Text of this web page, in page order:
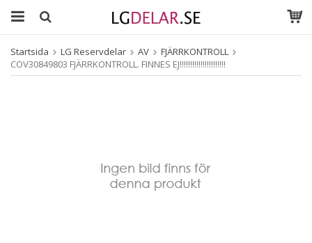
Startsida LG Reservdelar AV
FJÄRRKONTROLL
COV30849803 FJÄRRKONTROLL. FINNES EJ!!!!!!!!!!!!!!!!!!!!!!